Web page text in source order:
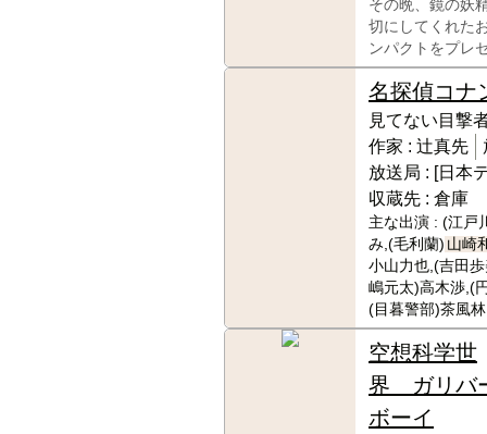
その晩、鏡の妖
切にしてくれた
ンパクトをプレ
名探偵コナ
見てない目撃
作家 : 辻真先
放送局 : [日本
収蔵先 : 倉庫
主な出演 : (江戸
み,(毛利蘭) 山崎
小山力也,(吉田
嶋元太)高木渉,(
(目暮警部)茶風
空想科学世
界 ガリバ
ボーイ